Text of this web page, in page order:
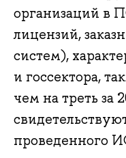
организаций в
лицензий,
систем),
и госсектора,
чем на треть за